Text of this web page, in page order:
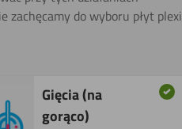
zachęcamy do wyboru płyt plexi
Gięcia (na
gorąco)